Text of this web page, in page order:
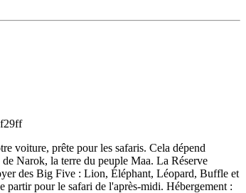
voiture, prête pour les safaris. Cela dépend
Narok, la terre du peuple Maa. La Réserve
des Big Five : Lion, Éléphant, Léopard, Buffle et
partir pour le safari de l'après-midi. Hébergement :